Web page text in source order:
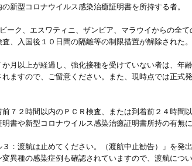
新型コロナウイルス感染治癒証明書を所持する者。
ク、エスワティニ、ザンビア、マラウイからの全て
、入国後１０日間の隔離等の制限措置が解除された。
月以上が経過し、強化接種を受けていない者は、年
ますので、ご留意ください。また、現時点では正式
７２時間以内のＰＣＲ検査、または到着前２４時間
や新型コロナウイルス感染治癒証明書所持の有無
：渡航は止めてください。（渡航中止勧告）」を発
異種の感染症例も確認されていますので、渡航につ